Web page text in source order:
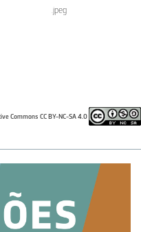
.jpeg
Commons CC BY-NC-SA 4.0